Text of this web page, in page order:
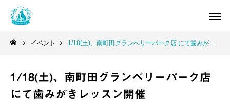
イベント 1/18(土)、南町田グランベリーパーク店 にて歯みがきレッスン開催
1/18(土)、南町田グランベリーパーク店
にて歯みがきレッスン開催